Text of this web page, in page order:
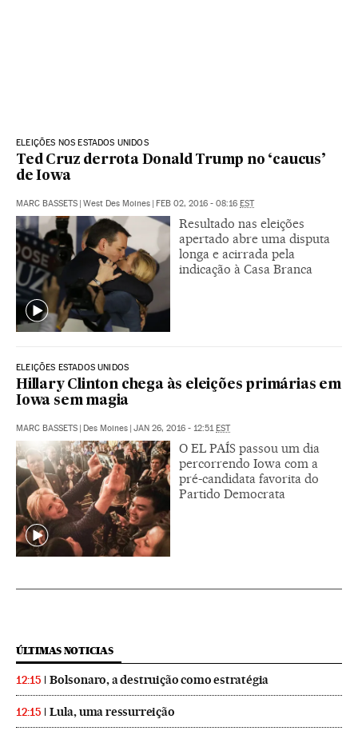
ELEIÇÕES NOS ESTADOS UNIDOS
Ted Cruz derrota Donald Trump no ‘caucus’
de Iowa
MARC BASSETS | West Des Moines | FEB 02, 2016 - 08:16 EST
Resultado nas eleições
apertado abre uma disputa
longa e acirrada pela
indicação à Casa Branca
ELEIÇÕES ESTADOS UNIDOS
Hillary Clinton chega às eleições primárias em
Iowa sem magia
MARC BASSETS | Des Moines | JAN 26, 2016 - 12:51EST
O EL PAÍS passou um dia
percorrendo Iowa com a
pré-candidata favorita do
Partido Democrata
ÚLTIMAS NOTICIAS
12:15 Bolsonaro, a destruição como estratégia
12:15 Lula, uma ressurreição